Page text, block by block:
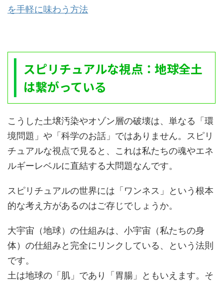
を手軽に味わう方法
スピリチュアルな視点：地球全土
は繋がっている
こうした土壌汚染やオゾン層の破壊は、単なる「環
境問題」や「科学のお話」ではありません。スピリ
チュアルな視点で見ると、これは私たちの魂やエネ
ルギーレベルに直結する大問題なんです。
スピリチュアルの世界には「ワンネス」という根本
的な考え方があるのはご存じでしょうか。
大宇宙（地球）の仕組みは、小宇宙（私たちの身
体）の仕組みと完全にリンクしている、という法則
です。
土は地球の「肌」であり「胃腸」ともいえます。そ